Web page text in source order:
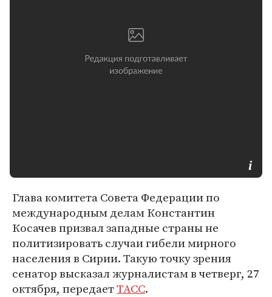
Глава комитета Совета Федерации по
международным делам Константин
Косачев призвал западные страны не
политизировать случаи гибели мирного
населения в Сирии. Такую точку зрения
сенатор высказал журналистам в четверг, 27
октября, передаетТАСС.